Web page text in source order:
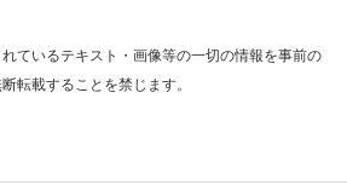
ているテキスト・画像等の一切の情報を事前の
転載することを禁じます。